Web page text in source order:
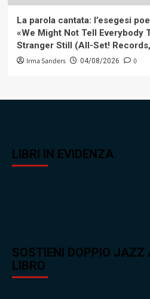
La parola cantata: l’esegesi
«We Might Not Tell Everybody
Stranger Still (All-Set!
Irma Sanders 04/08/2026 0
LIBRI IN EVIDENZA
SOSTIENI DOPPIO JAZZ
LIBRO